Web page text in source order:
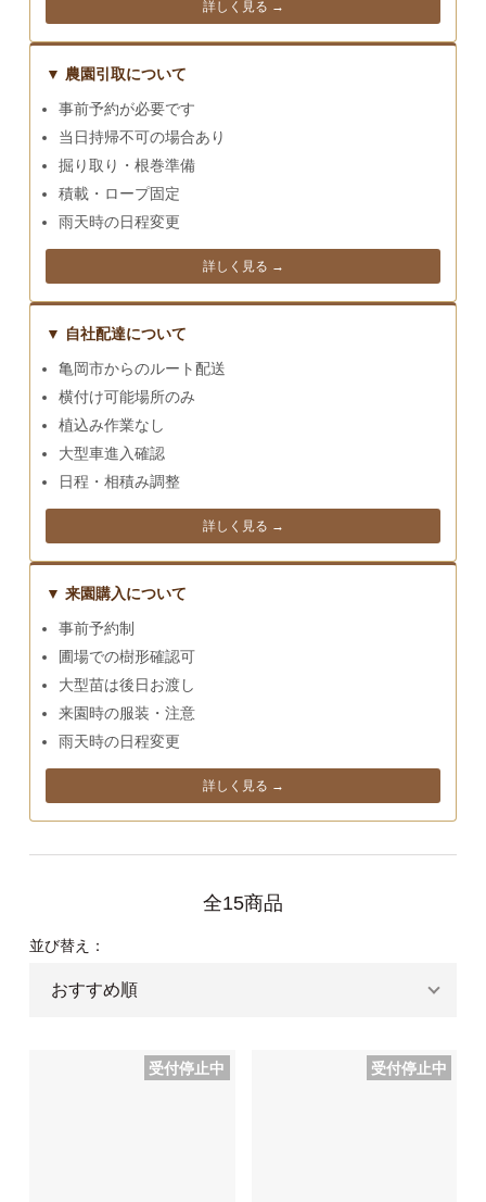
詳しく見る →
▼ 農園引取について
事前予約が必要です
当日持帰不可の場合あり
掘り取り・根巻準備
積載・ロープ固定
雨天時の日程変更
詳しく見る →
▼ 自社配達について
亀岡市からのルート配送
横付け可能場所のみ
植込み作業なし
大型車進入確認
日程・相積み調整
詳しく見る →
▼ 来園購入について
事前予約制
圃場での樹形確認可
大型苗は後日お渡し
来園時の服装・注意
雨天時の日程変更
詳しく見る →
全15商品
並び替え：
受付停止中 受付停止中